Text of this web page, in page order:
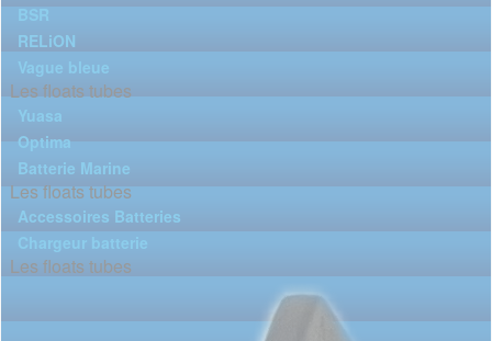
BSR
RELiON
Vague bleue
Les floats tubes
Yuasa
Optima
Batterie Marine
Les floats tubes
Accessoires Batteries
Chargeur batterie
Les floats tubes